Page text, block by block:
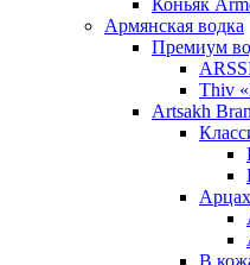
Коньяк
Армянская водка
Премиум
Thiv
Artsakh
В